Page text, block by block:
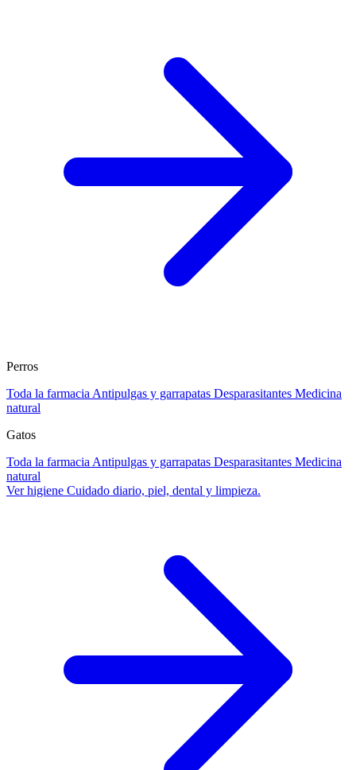
Perros
Toda la farmacia Antipulgas y garrapatas Desparasitantes Medicina
natural
Gatos
Toda la farmacia Antipulgas y garrapatas Desparasitantes Medicina
natural
Ver higiene Cuidado diario, piel, dental y limpieza.